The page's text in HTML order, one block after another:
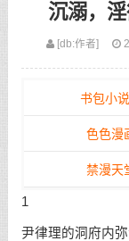
沉溺，
[db:作者]
书包小
色色漫
禁漫天
1
尹律理的洞府内